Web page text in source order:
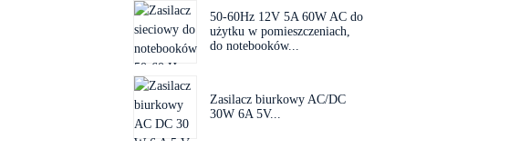
50-60Hz 12V 5A 60W AC do
użytku w pomieszczeniach,
do notebooków...
Zasilacz biurkowy AC/DC
30W 6A 5V...